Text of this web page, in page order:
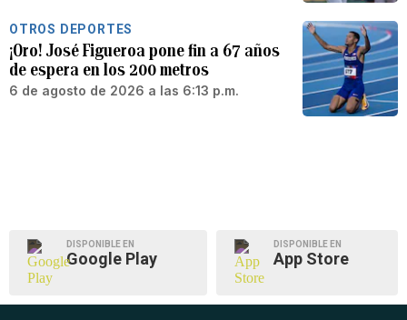
OTROS DEPORTES
¡Oro! José Figueroa pone fin a 67 años
de espera en los 200 metros
6 de agosto de 2026 a las 6:13 p.m.
DISPONIBLE EN
Google Play
DISPONIBLE EN
App Store